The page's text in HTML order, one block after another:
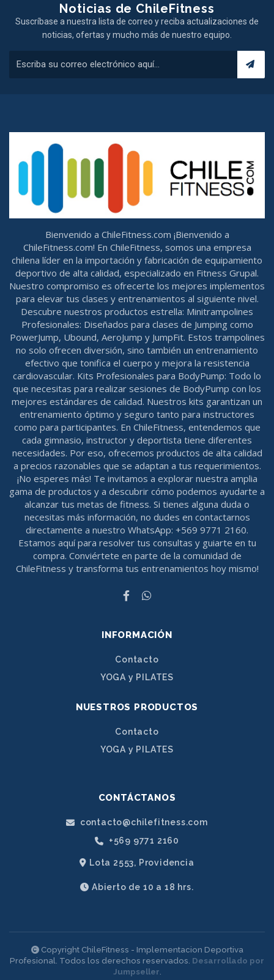
Noticias de ChileFitness
Suscríbase a nuestra lista de correo y reciba actualizaciones de
noticias, ofertas y mucho más de nuestro equipo.
Bienvenido a ChileFitness.com ¡Bienvenido a
ChileFitness.com! En ChileFitness, somos una empresa
chilena líder en la importación y fabricación de equipamiento
deportivo de alta calidad, especializado en Fitness Grupal.
Nuestro compromiso es ofrecerte los mejores implementos
para elevar tus clases y entrenamientos al siguiente nivel.
Descubre nuestros productos estrella: Minitrampolines
Profesionales: Diseñados para clases de Jumping como
PowerJump, Ubound, AeroJump y JumpFit. Estos trampolines
no solo ofrecen diversión, sino también un entrenamiento
efectivo que tonifica el cuerpo y mejora la resistencia
cardiovascular. Kits Profesionales para BodyPump: Todo lo
que necesitas para realizar sesiones de BodyPump con los
mejores estándares de calidad. Nuestros kits garantizan un
entrenamiento óptimo y seguro tanto para instructores
como para participantes. En ChileFitness, entendemos que
cada gimnasio, instructor y deportista tiene diferentes
necesidades. Por eso, ofrecemos productos de alta calidad
a precios razonables que se adaptan a tus requerimientos.
¡No esperes más! Te invitamos a explorar nuestra amplia
gama de productos y a descubrir cómo podemos ayudarte a
alcanzar tus metas de fitness. Si tienes alguna duda o
necesitas más información, no dudes en contactarnos
directamente a nuestro WhatsApp: +569 9771 2160.
Estamos aquí para resolver tus consultas y guiarte en tu
compra. Conviértete en parte de la comunidad de
ChileFitness y transforma tus entrenamientos hoy mismo!
INFORMACIÓN
Contacto
YOGA y PILATES
NUESTROS PRODUCTOS
Contacto
YOGA y PILATES
CONTÁCTANOS
contacto@chilefitness.com
+569 9771 2160
Lota 2553, Providencia
Abierto de 10 a 18 hrs.
Copyright ChileFitness - Implementacion Deportiva
Profesional. Todos los derechos reservados. Desarrollado por
Jumpseller.